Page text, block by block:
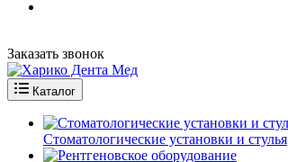
Заказать звонок
Каталог
Стоматологические установки и стулья